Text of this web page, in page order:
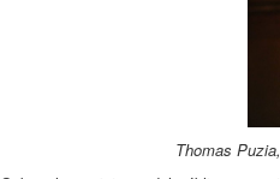
Thomas